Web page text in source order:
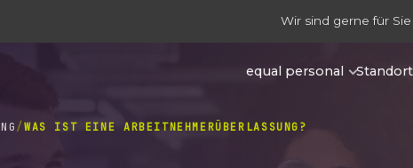
Wir sind gerne für Sie
equal personal
WAS IST EINE ARBEITNEHMERÜBERLASSUNG?